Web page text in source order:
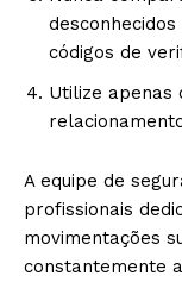
códigos de
Utilize apenas
A equipe de
profissionais
movimentações
constantemente